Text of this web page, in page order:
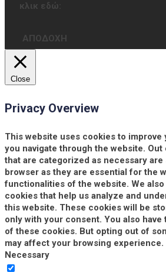
κλικ εδώ:
ΑΠΟΔΟΧΗ
Close
Privacy Overview
This website uses cookies to
you navigate through the website.
that are categorized as necessary
browser as they are essential for the
functionalities of the website. We
cookies that help us analyze and
this website. These cookies will be
only with your consent. You also
of these cookies. But opting out of
may affect your browsing experience.
Necessary